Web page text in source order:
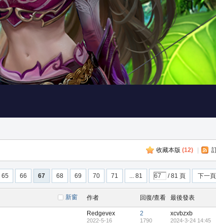
收藏本版 (12)
65 66 67 68 69 70 71 ... 81 / 81 頁 下一頁
新窗 作者 回復/查看 最後發表
Redgevex
2022-5-16
2
1790
xcvbzxb
2024-3-24 14:45